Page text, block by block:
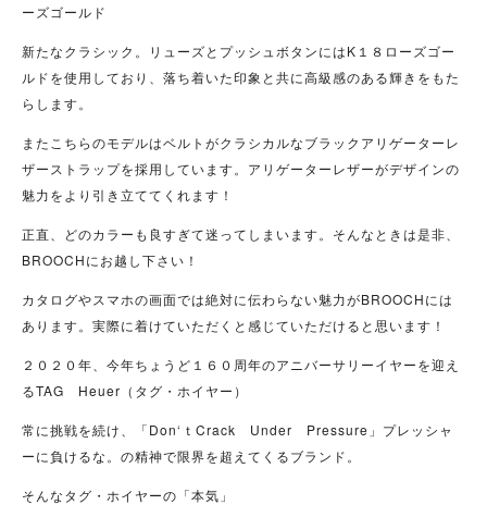
ーズゴールド
新たなクラシック。リューズとプッシュボタンにはK１８ローズゴー
ルドを使用しており、落ち着いた印象と共に高級感のある輝きをもた
らします。
またこちらのモデルはベルトがクラシカルなブラックアリゲーターレ
ザーストラップを採用しています。アリゲーターレザーがデザインの
魅力をより引き立ててくれます！
正直、どのカラーも良すぎて迷ってしまいます。そんなときは是非、
BROOCHにお越し下さい！
カタログやスマホの画面では絶対に伝わらない魅力がBROOCHには
あります。実際に着けていただくと感じていただけると思います！
２０２０年、今年ちょうど１６０周年のアニバーサリーイヤーを迎え
るTAG Heuer（タグ・ホイヤー）
常に挑戦を続け、「Don‘ｔCrack Under Pressure」プレッシャ
ーに負けるな。の精神で限界を超えてくるブランド。
そんなタグ・ホイヤーの「本気」